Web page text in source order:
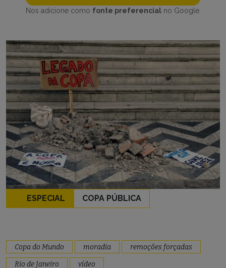
Nos adicione como fonte preferencialno Google.
ESPECIAL COPA PÚBLICA
Copa do Mundo moradia
remoções forçadas
Rio de Janeiro
vídeo